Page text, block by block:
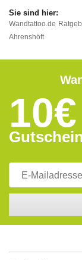
Wandtattoo.de
Ahrenshöft
10€